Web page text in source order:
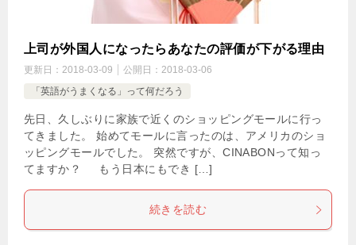
上司が外国人になったらあなたの評価が下がる理由
更新日： 2018-03-09 公開日： 2018-03-06
「英語がうまくなる」って何だろう
先日、久しぶりに家族で近くのショッピングモールに行っ
てきました。 始めてモールに言ったのは、アメリカのショ
ッピングモールでした。 突然ですが、CINABONって知っ
てますか？ もう日本にもでき […]
続きを読む